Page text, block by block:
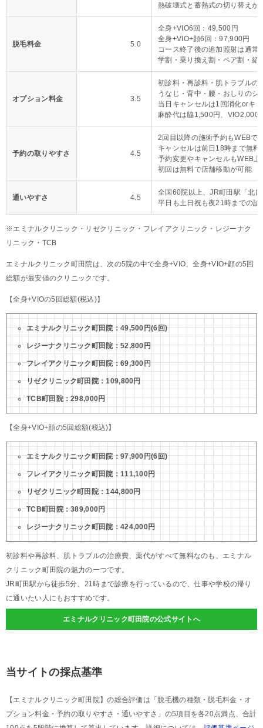
熱破壊式と蓄熱式の切り替えが
脱毛料金 5.0
全身+VIO6回：49,500円
全身+VIO+顔6回：97,900円
コース終了後の追加照射は通常
学割・乗り換え割・ペア割・紹
オプション料金 3.5
初診料・再診料・肌トラブルの
うなじ・背中・腰・おしりのシ
当日キャンセルは1回消化orキ
麻酔代は脇1,500円、VIO2,000
予約の取りやすさ 4.5
2回目以降の施術予約もWEBで
キャンセルは前日18時まで無料
予約変更やキャンセルもWEB上
初回は無料で店舗移動が可能
通いやすさ 4.5
全国60院以上、JR町田駅「北
平日も土日祝も夜21時までの診
※エミナルクリニック・リゼクリニック・フレイアクリニック・レジーナク
リニック・TCB
エミナルクリニック町田院は、次の5院の中で全身+VIO、全身+VIO+顔の5回
総額が最安値のクリニックです。
【全身+VIOの5回総額(税込)】
エミナルクリニック町田院：49,500円(6回)
レジーナクリニック町田院：52,800円
フレイアクリニック町田院：69,300円
リゼクリニック町田院：109,800円
TCB町田院：298,000円
【全身+VIO+顔の5回総額(税込)】
エミナルクリニック町田院：97,900円(6回)
フレイアクリニック町田院：111,100円
リゼクリニック町田院：144,800円
TCB町田院：389,000円
レジーナクリニック町田院：424,000円
初診料や再診料、肌トラブルの治療費、薬代がすべて無料なのも、エミナル
クリニック町田院の魅力の一つです。
JR町田駅から徒歩5分、21時まで診療を行っているので、仕事や学校の帰り
に通いたい人にもおすすめです。
エミナルクリニック町田院の公式サイトへ
当サイトの採点基準
【エミナルクリニック町田院】の総合評価は「脱毛機の種類・脱毛料金・オ
プション料金・予約の取りやすさ・通いやすさ」の5項目を各20点満点、合計